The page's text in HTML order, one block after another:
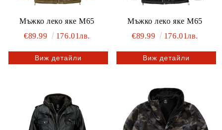
Мъжко леко яке M65
€89.99
176.01лв.
Виж детайли
Мъжко леко яке M65
€89.99
176.01лв.
Виж детайли